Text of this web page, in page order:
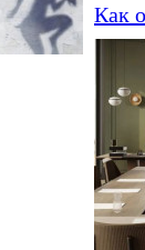
Как